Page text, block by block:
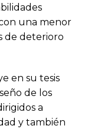
una menor
de deterioro
en su tesis
de los
a
y también